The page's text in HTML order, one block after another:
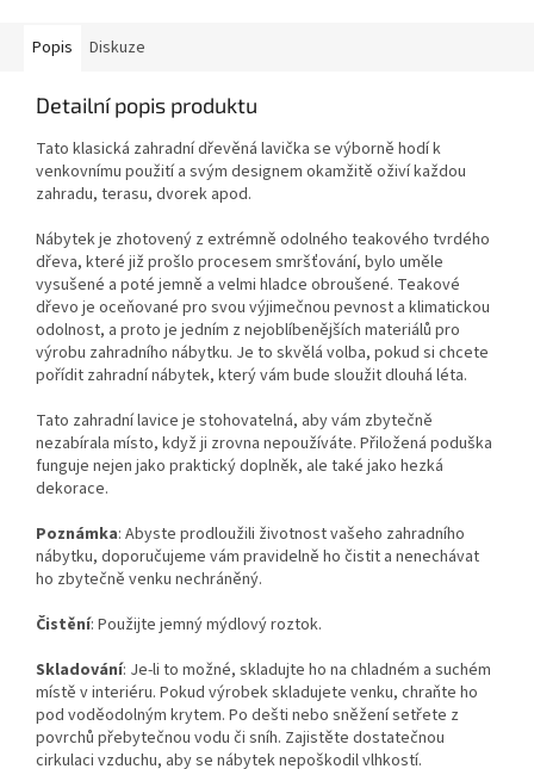
Popis Diskuze
Detailní popis produktu
Tato klasická zahradní dřevěná lavička se výborně hodí k
venkovnímu použití a svým designem okamžitě oživí každou
zahradu, terasu, dvorek apod.
Nábytek je zhotovený z extrémně odolného teakového tvrdého
dřeva, které již prošlo procesem smršťování, bylo uměle
vysušené a poté jemně a velmi hladce obroušené. Teakové
dřevo je oceňované pro svou výjimečnou pevnost a klimatickou
odolnost, a proto je jedním z nejoblíbenějších materiálů pro
výrobu zahradního nábytku. Je to skvělá volba, pokud si chcete
pořídit zahradní nábytek, který vám bude sloužit dlouhá léta.
Tato zahradní lavice je stohovatelná, aby vám zbytečně
nezabírala místo, když ji zrovna nepoužíváte. Přiložená poduška
funguje nejen jako praktický doplněk, ale také jako hezká
dekorace.
Poznámka: Abyste prodloužili životnost vašeho zahradního
nábytku, doporučujeme vám pravidelně ho čistit a nenechávat
ho zbytečně venku nechráněný.
Čistění: Použijte jemný mýdlový roztok.
Skladování: Je-li to možné, skladujte ho na chladném a suchém
místě v interiéru. Pokud výrobek skladujete venku, chraňte ho
pod voděodolným krytem. Po dešti nebo sněžení setřete z
povrchů přebytečnou vodu či sníh. Zajistěte dostatečnou
cirkulaci vzduchu, aby se nábytek nepoškodil vlhkostí.